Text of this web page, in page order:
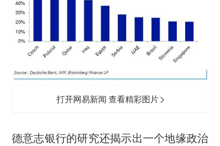
打开网易新闻 查看精彩图片
德意志银行的研究还揭示出一个地缘政治